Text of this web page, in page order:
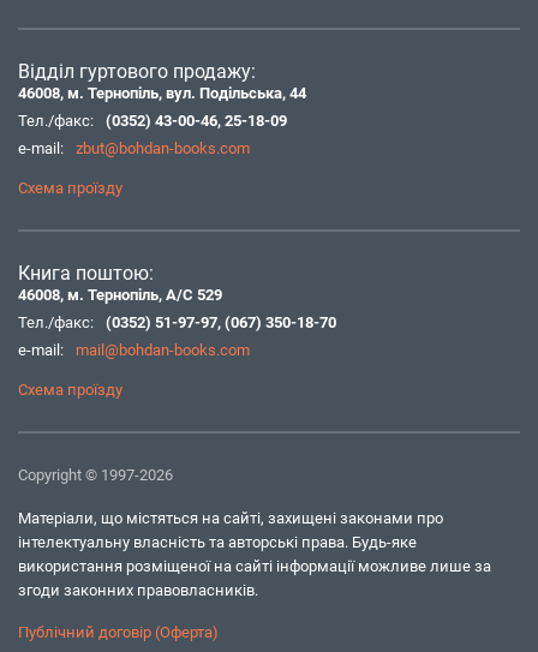
Відділ гуртового продажу:
46008, м. Тернопіль, вул. Подільська, 44
Тел./факс:
(0352) 43-00-46, 25-18-09
e-mail:
zbut@bohdan-books.com
Схема проїзду
Книга поштою:
46008, м. Тернопіль, А/С 529
Тел./факс:
(0352) 51-97-97, (067) 350-18-70
e-mail:
mail@bohdan-books.com
Схема проїзду
Copyright © 1997-2026
Матеріали, що містяться на сайті, захищені законами про
інтелектуальну власність та авторські права. Будь-яке
використання розміщеної на сайті інформації можливе лише за
згоди законних правовласників.
Публічний договір (Оферта)